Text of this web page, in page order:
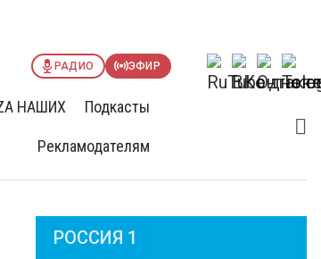
РАДИО ЭФИР
НАШИХ Подкасты
Рекламодателям
РОССИЯ 1